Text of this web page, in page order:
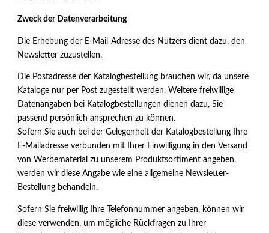
Zweck der Datenverarbeitung
Die Erhebung der E-Mail-Adresse des Nutzers dient dazu, den
Newsletter zuzustellen.
Die Postadresse der Katalogbestellung brauchen wir, da unsere
Kataloge nur per Post zugestellt werden. Weitere freiwillige
Datenangaben bei Katalogbestellungen dienen dazu, Sie
passend persönlich ansprechen zu können.
Sofern Sie auch bei der Gelegenheit der Katalogbestellung Ihre
E-Mailadresse verbunden mit Ihrer Einwilligung in den Versand
von Werbematerial zu unserem Produktsortiment angeben,
werden wir diese Angabe wie eine allgemeine Newsletter-
Bestellung behandeln.
Sofern Sie freiwillig Ihre Telefonnummer angeben, können wir
diese verwenden, um mögliche Rückfragen zu Ihrer